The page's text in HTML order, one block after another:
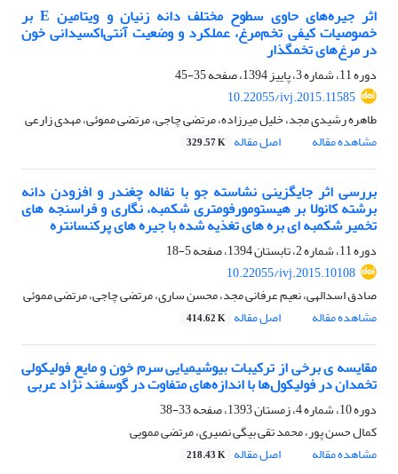
اثر جیره‌های حاوی سطوح مختلف دانه زنیان و ویتامین E بر
خصوصیات کیفی تخم‌مرغ، عملکرد و وضعیت آنتی‌اکسیدانی خون
در مرغ‌های تخمگذار
دوره 11، شماره 3، پاییز 1394، صفحه
35-45
10.22055/ivj.2015.11585
طاهره رشیدی مجد، خلیل میرزاده، مرتضی چاجی، مرتضی مموئی، مهدی زارعی
مشاهده مقاله
اصل مقاله 329.57 K
بررسی اثر جایگزینی نشاسته جو با تفاله چغندر و افزودن دانه
برشته کانولا بر هیستومورفومتری شکمبه، نگاری و فراسنجه های
تخمیر شکمبه ای بره های تغذیه شده با جیره های پرکنسانتره
دوره 11، شماره 2، تابستان 1394، صفحه
5-18
10.22055/ivj.2015.10108
صادق اسدالهی، نعیم عرفانی مجد، محسن ساری، مرتضی چاجی، مرتضی مموئی
مشاهده مقاله
اصل مقاله 414.62 K
مقایسه ی برخی از ترکیبات بیوشیمیایی سرم خون و مایع فولیکولی
تخمدان در فولیکول‌ها با اندازه‌های متفاوت در گوسفند نژاد عربی
دوره 10، شماره 4، زمستان 1393، صفحه
33-38
کمال حسن پور، محمد تقی بیگی نصیری، مرتضی ممویی
مشاهده مقاله
اصل مقاله 218.43 K